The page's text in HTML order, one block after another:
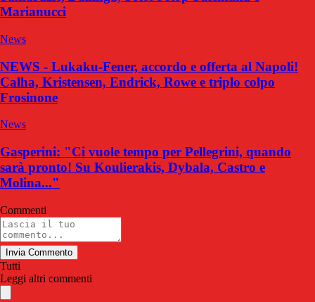
Marianucci
News
NEWS - Lukaku-Fener, accordo e offerta al Napoli!
Calha, Kristensen, Endrick, Rowe e triplo colpo
Frosinone
News
Gasperini: "Ci vuole tempo per Pellegrini, quando
sarà pronto! Su Koulierakis, Dybala, Castro e
Molina..."
Commenti
Invia Commento
Tutti
Leggi altri commenti